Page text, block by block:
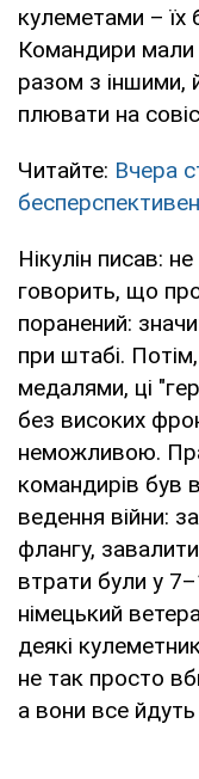
кулеметами – їх
Командири мали
разом з іншими,
плювати на
Читайте: Вчера
бесперспективен
Нікулін писав:
говорить, що
поранений:
при штабі.
медалями, ці
без високих
неможливою.
командирів був
ведення війни:
флангу,
втрати були у
німецький
деякі
не так просто
а вони все йдуть